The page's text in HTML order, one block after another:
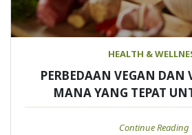
HEALTH &
PERBEDAAN VEGAN DAN
MANA YANG TEPAT
Continue Reading